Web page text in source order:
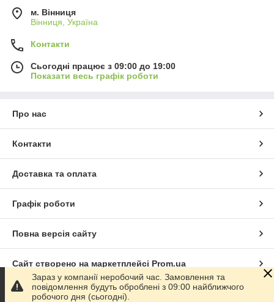
м. Вінниця
Вінниця, Україна
Контакти
Сьогодні працює з 09:00 до 19:00
Показати весь графік роботи
Про нас
Контакти
Доставка та оплата
Графік роботи
Повна версія сайту
Сайт створено на маркетплейсі Prom.ua
Політика конфіденційності
Зараз у компанії неробочий час. Замовлення та
повідомлення будуть оброблені з 09:00 найближчого
робочого дня (сьогодні).